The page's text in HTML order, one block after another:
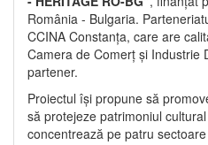
România - Bulgaria.
CCINA Constanța, care are
Camera de Comerț și Industrie
partener.
Proiectul își propune să
să protejeze patrimoniul
concentrează pe patru